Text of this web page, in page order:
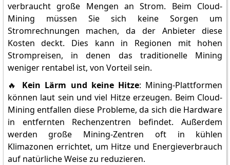
verbraucht große Mengen an Strom. Beim Cloud-
Mining müssen Sie sich keine Sorgen um
Stromrechnungen machen, da der Anbieter diese
Kosten deckt. Dies kann in Regionen mit hohen
Strompreisen, in denen das traditionelle Mining
weniger rentabel ist, von Vorteil sein.
🔥 Kein Lärm und keine Hitze: Mining-Plattformen
können laut sein und viel Hitze erzeugen. Beim Cloud-
Mining entfallen diese Probleme, da sich die Hardware
in entfernten Rechenzentren befindet. Außerdem
werden große Mining-Zentren oft in kühlen
Klimazonen errichtet, um Hitze und Energieverbrauch
auf natürliche Weise zu reduzieren.